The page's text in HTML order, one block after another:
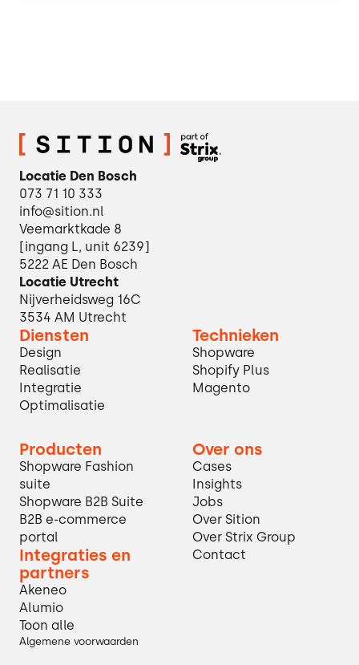
Locatie Den Bosch
073 71 10 333
info@sition.nl
Veemarktkade 8
[ingang L, unit 6239]
5222 AE Den Bosch
Locatie Utrecht
Nijverheidsweg 16C
3534 AM Utrecht
Diensten
Design
Realisatie
Integratie
Optimalisatie
Technieken
Shopware
Shopify Plus
Magento
Producten
Shopware Fashion
suite
Shopware B2B Suite
B2B e-commerce
portal
Integraties en
partners
Akeneo
Alumio
Toon alle
Over ons
Cases
Insights
Jobs
Over Sition
Over Strix Group
Contact
Algemene voorwaarden